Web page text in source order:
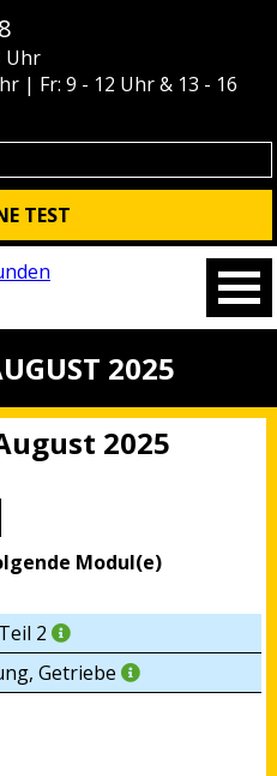
Uhr
| Fr: 9 - 12 Uhr & 13 - 16
TEST
2025
2025
Modul(e)
2
Getriebe